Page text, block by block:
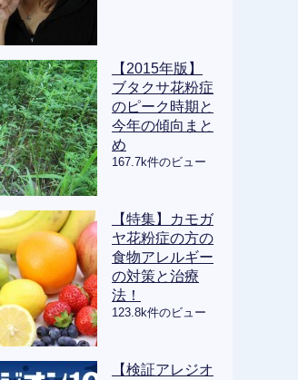
【2015年版】
ブタクサ花粉症
のピーク時期と
今年の傾向まと
め
167.7k件のビュー
【特集】カモガ
ヤ花粉症の方の
食物アレルギー
の対策と治療
法！
123.8k件のビュー
【検証アレジオ